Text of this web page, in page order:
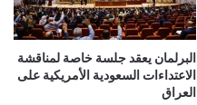
البرلمان يعقد جلسة خاصة لمناقشة
الاعتداءات السعودية الأمريكية على
العراق